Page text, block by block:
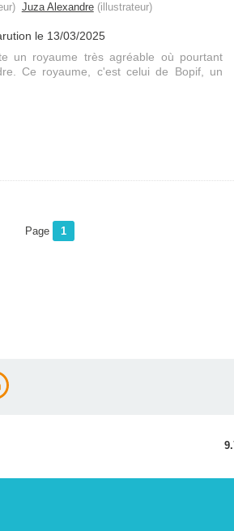
Juza Alexandre(illustrateur)
le 13/03/2025
un royaume très agréable où pourtant
Ce royaume, c'est celui de Bopif, un
Page 1